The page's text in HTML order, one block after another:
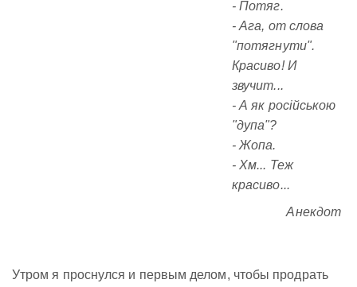
- Потяг.
- Ага, от слова
"потягнути".
Красиво! И
звучит...
- А як російською
"дупа"?
- Жопа.
- Хм... Теж
красиво...
Анекдот
Утром я проснулся и первым делом, чтобы продрать